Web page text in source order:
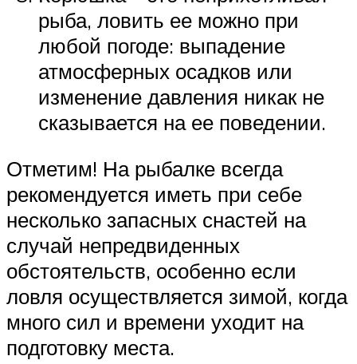
рыба, ловить ее можно при
любой погоде: выпадение
атмосферных осадков или
изменение давления никак не
сказывается на ее поведении.
Отметим! На рыбалке всегда
рекомендуется иметь при себе
несколько запасных снастей на
случай непредвиденных
обстоятельств, особенно если
ловля осуществляется зимой, когда
много сил и времени уходит на
подготовку места.